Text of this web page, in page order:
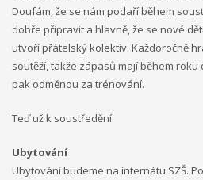
Doufám, že se nám podaří během
dobře připravit a hlavně, že se nové
utvoří přátelský kolektiv. Každoročně
soutěží, takže zápasů mají během
pak odměnou za trénování.
Teď už k soustředění:
Ubytování
Ubytováni budeme na internátu SZŠ.